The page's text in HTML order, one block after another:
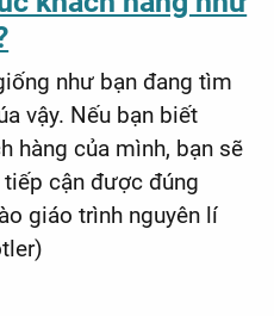
như bạn đang tìm
vậy. Nếu bạn biết
hàng của mình, bạn sẽ
cận được đúng
giáo trình nguyên lí